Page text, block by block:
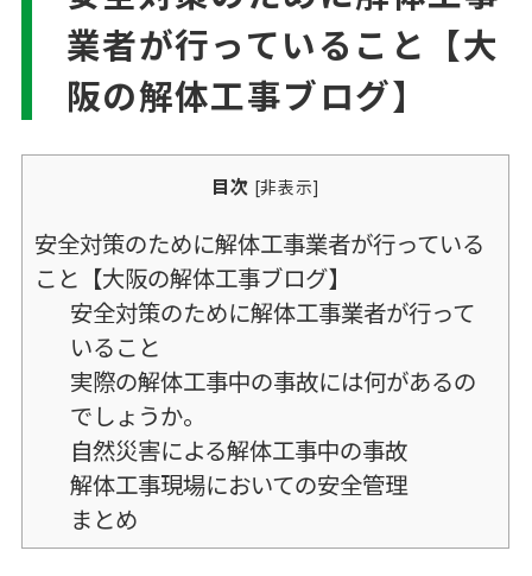
業者が行っていること【大
阪の解体工事ブログ】
目次 [非表示]
安全対策のために解体工事業者が行っている
こと【大阪の解体工事ブログ】
安全対策のために解体工事業者が行って
いること
実際の解体工事中の事故には何があるの
でしょうか。
自然災害による解体工事中の事故
解体工事現場においての安全管理
まとめ